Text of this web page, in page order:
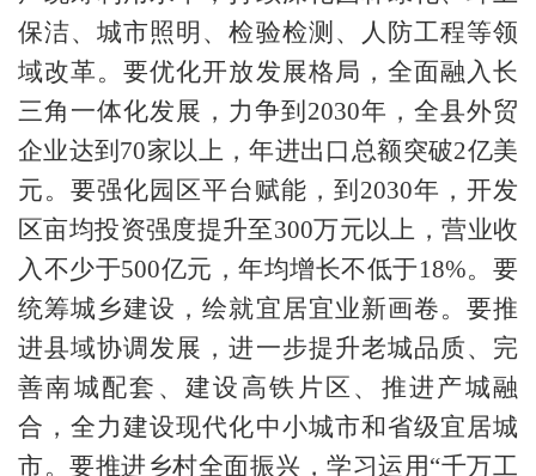
保洁、城市照明、检验检测、人防工程等领
域改革。要优化开放发展格局，全面融入长
三角一体化发展，力争到2030年，全县外贸
企业达到70家以上，年进出口总额突破2亿美
元。要强化园区平台赋能，到2030年，开发
区亩均投资强度提升至300万元以上，营业收
入不少于500亿元，年均增长不低于18%。要
统筹城乡建设，绘就宜居宜业新画卷。要推
进县域协调发展，进一步提升老城品质、完
善南城配套、建设高铁片区、推进产城融
合，全力建设现代化中小城市和省级宜居城
市。要推进乡村全面振兴，学习运用“千万工